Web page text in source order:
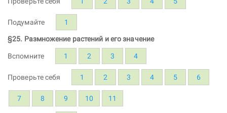
Подумайте 1
§25. Размножение растений и его значение
Вспомните 1 2 3 4
Проверьте себя 1 2 3 4 5 6
7 8 9 10 11